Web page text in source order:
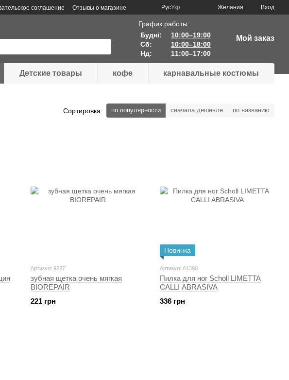
соглашение Отзывы о магазине РусУкр Желания Вход
График работы:
Будні:
10:00–19:00
Сб:
10:00–18:00
Нд:
11:00–17:00
Мой заказ
Детские товары кофе карнавальные костюмы
Сортировка: по популярности сначала дешевле по названию
Артикул: 9227
зубная щетка очень мягкая
BIOREPAIR
221 грн
Новинка
Артикул: A1390
Пилка для ног Scholl LIMETTA
CALLI ABRASIVA
336 грн